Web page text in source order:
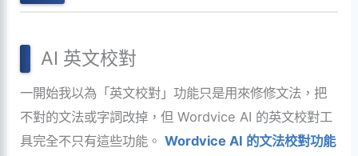
AI 英文校對
一開始我以為「英文校對」功能只是用來修修文法，把
不對的文法或字詞改掉，但 Wordvice AI 的英文校對工
具完全不只有這些功能。Wordvice AI 的文法校對功能